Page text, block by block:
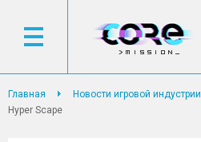
Главная Новости игровой индустрии
Hyper Scape